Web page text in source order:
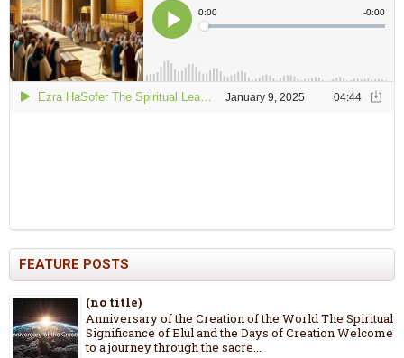
FEATURE POSTS
(no title)
Anniversary of the Creation of the World The Spiritual
Significance of Elul and the Days of Creation Welcome
to a journey through the sacre...